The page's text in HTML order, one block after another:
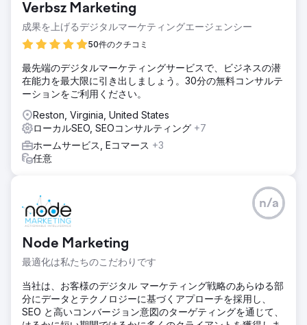
Verbsz Marketing
成果を上げるデジタルマーケティングエージェンシー
50件のクチコミ
最先端のデジタルマーケティングサービスで、ビジネスの潜
在能力を最大限に引き出しましょう。30分の無料コンサルテ
ーションをご利用ください。
Reston, Virginia, United States
ローカルSEO, SEOコンサルティング +7
ホームサービス, Eコマース +3
任意
Node Marketing
最適化は私たちのこだわりです
n/a
当社は、お客様のデジタル マーケティング戦略のあらゆる部
分にデータとテクノロジーに基づくアプローチを採用し、
SEO と高いコンバージョン意図のターゲティングを通じて、